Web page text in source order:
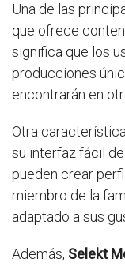
Una de las
que ofrece
significa que los
producciones
encontrarán en
Otra
su interfaz fácil
pueden crear
miembro de la
adaptado a sus
Además, Selekt